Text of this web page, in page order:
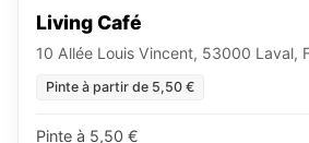
Living Café
10 Allée Louis Vincent, 53000 Laval,
Pinte à partir de 5,50 €
Pinte à 5,50 €